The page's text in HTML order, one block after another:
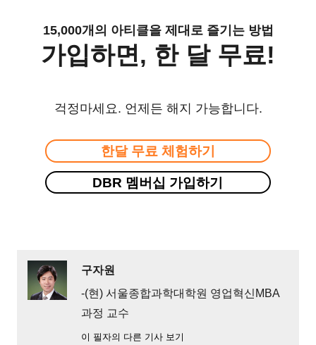
15,000개의 아티클을 제대로 즐기는 방법
가입하면, 한 달 무료!
걱정마세요. 언제든 해지 가능합니다.
한달 무료 체험하기
DBR 멤버십 가입하기
구자원
-(현) 서울종합과학대학원 영업혁신MBA
과정 교수
이 필자의 다른 기사 보기